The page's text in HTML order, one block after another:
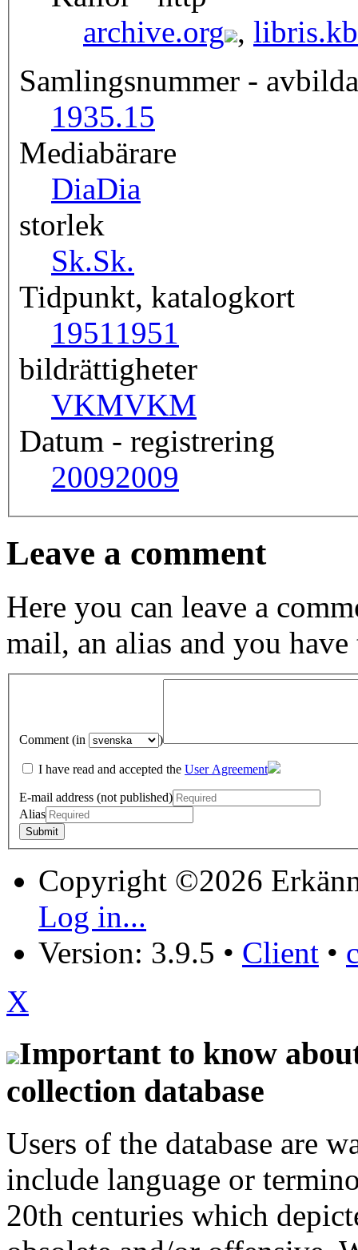
archive.org ,
Samlingsnummer -
1935.15
Mediabärare
DiaDia
storlek
Sk.Sk.
Tidpunkt, katalogkort
19511951
bildrättigheter
VKMVKM
Datum - registrering
20092009
Leave a comment
Here you can leave a
mail, an alias and you have
Comment (in )
I have read and accepted the User Agreement
E-mail address (not published)
Alias
Copyright ©2026
Log in...
Version: 3.9.5 • Client •
X
Important to know
collection database
Users of the database are
include language or
20th centuries which